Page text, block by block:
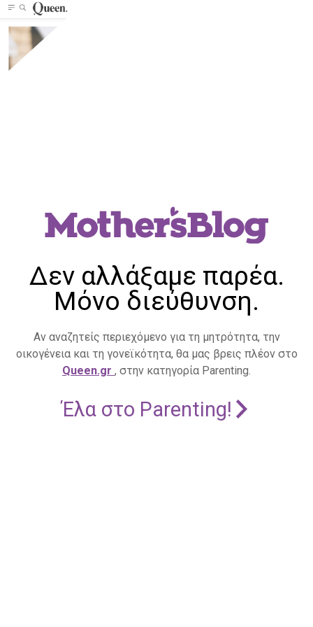
Δεν αλλάξαμε παρέα.
Μόνο διεύθυνση.
Αν αναζητείς περιεχόμενο για τη μητρότητα, την
οικογένεια και τη γονεϊκότητα, θα μας βρεις πλέον στο
Queen.gr , στην κατηγορία Parenting.
Έλα στο Parenting!